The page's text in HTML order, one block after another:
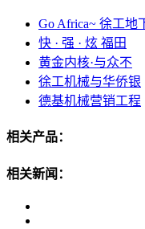
Go Africa~ 徐工地
快 · 强 · 炫 福田
黄金内核·与众不
徐工机械与华侨银
德基机械营销工程
相关产品：
相关新闻：